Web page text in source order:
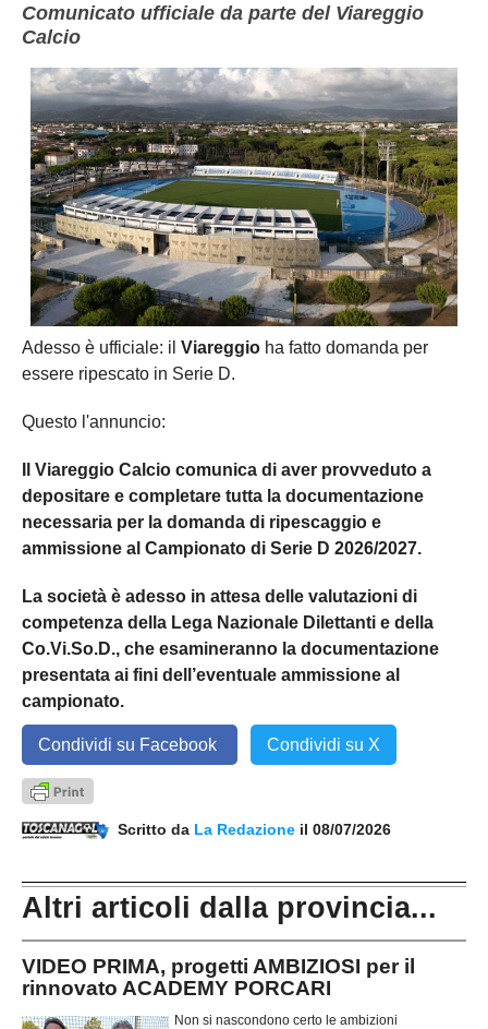
Comunicato ufficiale da parte del Viareggio
Calcio
Adesso è ufficiale: il Viareggio ha fatto domanda per
essere ripescato in Serie D.
Questo l'annuncio:
Il Viareggio Calcio comunica di aver provveduto a
depositare e completare tutta la documentazione
necessaria per la domanda di ripescaggio e
ammissione al Campionato di Serie D 2026/2027.
La società è adesso in attesa delle valutazioni di
competenza della Lega Nazionale Dilettanti e della
Co.Vi.So.D., che esamineranno la documentazione
presentata ai fini dell’eventuale ammissione al
campionato.
Condividi su Facebook Condividi su X
Scritto da La Redazione il 08/07/2026
Altri articoli dalla provincia...
VIDEO PRIMA, progetti AMBIZIOSI per il
rinnovato ACADEMY PORCARI
Non si nascondono certo le ambizioni